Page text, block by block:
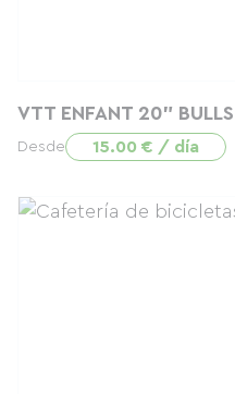
VTT ENFANT 20" BULLS
Desde 15.00 € / día